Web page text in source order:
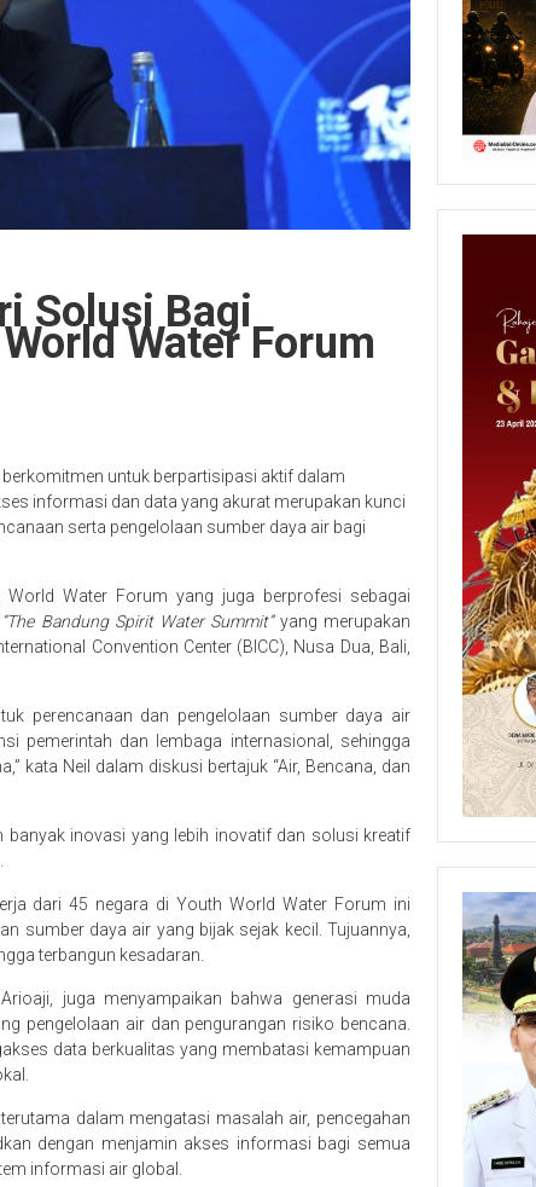
Solusi Bagi
Water Forum
untuk berpartisipasi aktif dalam
informasi dan data yang akurat merupakan kunci
serta pengelolaan sumber daya air bagi
Water Forum yang juga berprofesi sebagai
Bandung Spirit Water Summit”yang merupakan
Convention Center (BICC), Nusa Dua, Bali,
perencanaan dan pengelolaan sumber daya air
pemerintah dan lembaga internasional, sehingga
kata Neil dalam diskusi bertajuk “Air, Bencana, dan
banyak inovasi yang lebih inovatif dan solusi kreatif
dari 45 negara di Youth World Water Forum ini
sumber daya air yang bijak sejak kecil. Tujuannya,
terbangun kesadaran.
juga menyampaikan bahwa generasi muda
pengelolaan air dan pengurangan risiko bencana.
data berkualitas yang membatasi kemampuan
dalam mengatasi masalah air, pencegahan
dengan menjamin akses informasi bagi semua
informasi air global.